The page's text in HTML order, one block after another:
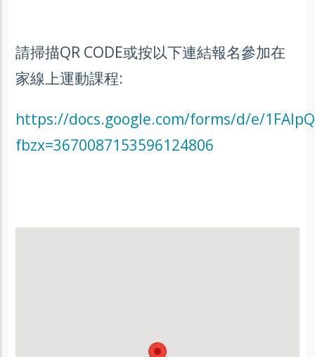
請掃描QR CODE或按以下連結報名參加在
家線上運動課程:
https://docs.google.com/forms/d/e/
fbzx=3670087153596124806